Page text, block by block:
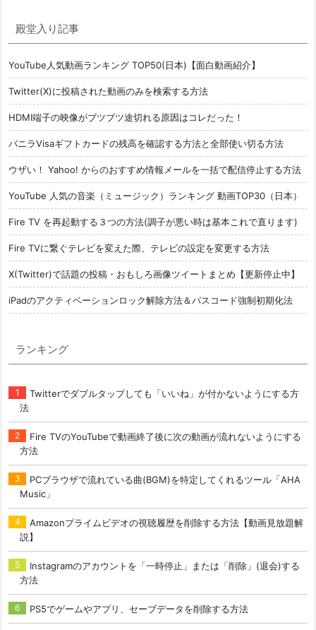
殿堂入り記事
YouTube人気動画ランキング TOP50(日本)【面白動画紹介】
Twitter(X)に投稿された動画のみを検索する方法
HDMI端子の映像がブツブツ途切れる原因はコレだった！
バニラVisaギフトカードの残高を確認する方法と全部使い切る方法
ウザい！ Yahoo! からのおすすめ情報メールを一括で配信停止する方法
YouTube 人気の音楽（ミュージック）ランキング 動画TOP30（日本）
Fire TV を再起動する３つの方法(調子が悪い時は基本これで直ります)
Fire TVに繋ぐテレビを変えた際、テレビの設定を変更する方法
X(Twitter)で話題の投稿・おもしろ画像ツイートまとめ【更新停止中】
iPadのアクティベーションロック解除方法＆パスコード強制初期化法
ランキング
Twitterでダブルタップしても「いいね」が付かないようにする方
法
Fire TVのYouTubeで動画終了後に次の動画が流れないようにする
方法
PCブラウザで流れている曲(BGM)を特定してくれるツール「AHA
Music」
Amazonプライムビデオの視聴履歴を削除する方法【動画見放題解
説】
Instagramのアカウントを「一時停止」または「削除」(退会)する
方法
PS5でゲームやアプリ、セーブデータを削除する方法